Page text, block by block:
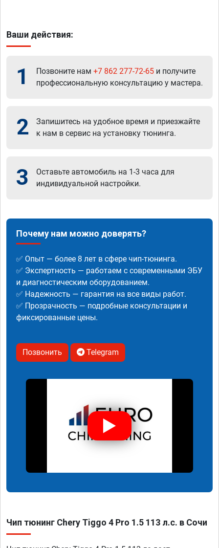
Ваши действия:
1 Позвоните нам +7 862 277-72-65 и получите
профессиональную консультацию у мастера.
2
Запишитесь на удобное время и приезжайте
к нам в сервис на установку тюнинга.
3
Оставьте автомобиль на 1-3 часа для
индивидуальной настройки.
Почему нам можно доверять?
✅ Опыт — более 8 лет в сфере чип-тюнинга.
✅ Экспертность — работаем с современными ЭБУ
и диагностическим оборудованием.
✅ Надежность — гарантия на все виды работ.
✅ Прозрачность — подробные консультации и
фиксированные цены.
Позвонить Telegram
Чип тюнинг Chery Tiggo 4 Pro 1.5 113 л.с. в Сочи